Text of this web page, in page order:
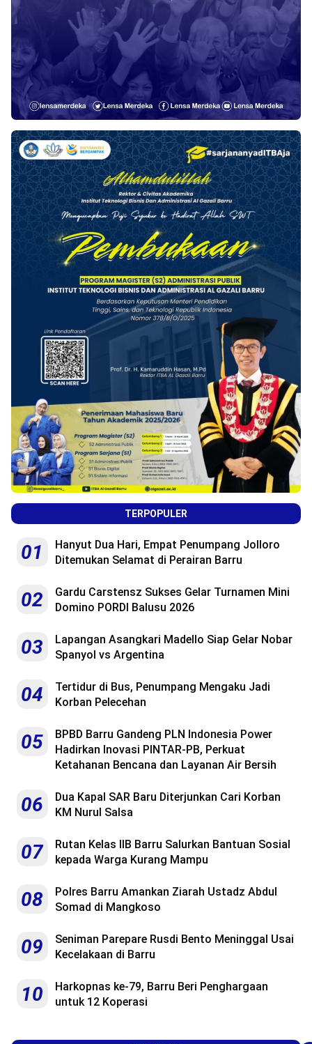
TERPOPULER
01
Hanyut Dua Hari, Empat Penumpang Jolloro
Ditemukan Selamat di Perairan Barru
02
Gardu Carstensz Sukses Gelar Turnamen Mini
Domino PORDI Balusu 2026
03
Lapangan Asangkari Madello Siap Gelar Nobar
Spanyol vs Argentina
04
Tertidur di Bus, Penumpang Mengaku Jadi
Korban Pelecehan
05
BPBD Barru Gandeng PLN Indonesia Power
Hadirkan Inovasi PINTAR-PB, Perkuat
Ketahanan Bencana dan Layanan Air Bersih
06
Dua Kapal SAR Baru Diterjunkan Cari Korban
KM Nurul Salsa
07
Rutan Kelas IIB Barru Salurkan Bantuan Sosial
kepada Warga Kurang Mampu
08
Polres Barru Amankan Ziarah Ustadz Abdul
Somad di Mangkoso
09
Seniman Parepare Rusdi Bento Meninggal Usai
Kecelakaan di Barru
10
Harkopnas ke-79, Barru Beri Penghargaan
untuk 12 Koperasi